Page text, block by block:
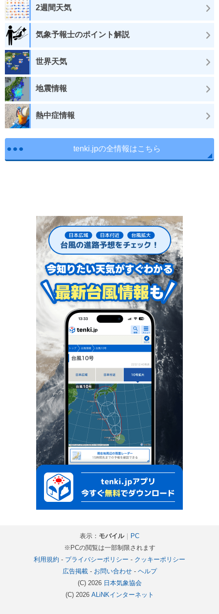
2週間天気
気象予報士のポイント解説
世界天気
地震情報
熱中症情報
tenki.jpの全情報はこちら
表示： モバイル｜ PC
※PCの閲覧は一部制限されます
利用規約 - プライバシーポリシー - クッキーポリシー
広告掲載- お問い合わせ- ヘルプ
(C) 2026 日本気象協会
(C) 2026 ALiNKインターネット